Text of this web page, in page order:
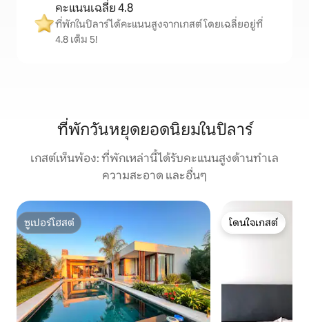
คะแนนเฉลี่ย 4.8
ที่พักในปิลาร์ได้คะแนนสูงจากเกสต์ โดยเฉลี่ยอยู่ที่
4.8 เต็ม 5!
ที่พักวันหยุดยอดนิยมในปิลาร์
เกสต์เห็นพ้อง: ที่พักเหล่านี้ได้รับคะแนนสูงด้านทำเล
ความสะอาด และอื่นๆ
ซูเปอร์โฮสต์
ซูเปอร์โฮสต์
โดนใจเกสต์
โดนใจเกสต์